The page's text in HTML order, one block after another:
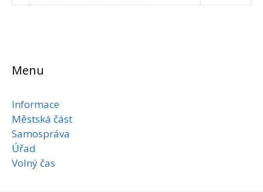
Menu
Informace
Městská část
Samospráva
Úřad
Volný čas